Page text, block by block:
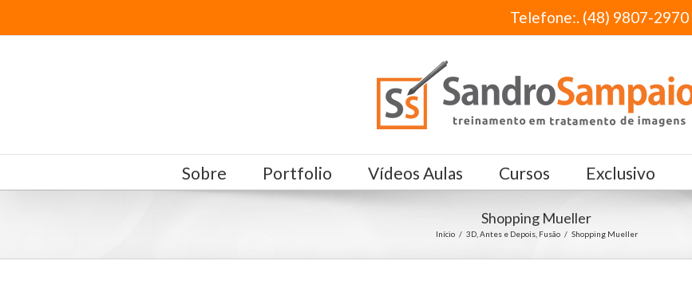
Telefone:. (48) 9807-2970
Sobre Portfolio Vídeos Aulas Cursos Exclusivo
Shopping Mueller
Início / 3D, Antes e Depois, Fusão / Shopping Mueller